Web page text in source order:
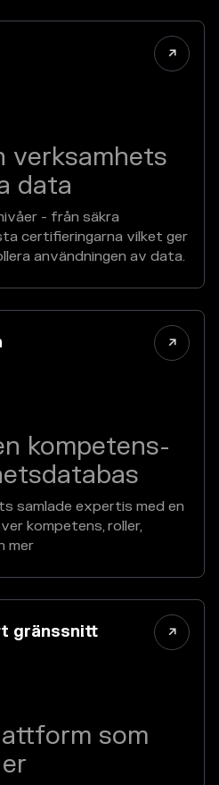

verksamhets
data
- från säkra
certifieringarna vilket ger
användningen av data.

kompetens-
samlade expertis med en
kompetens, roller,
mer
gränssnitt 
som